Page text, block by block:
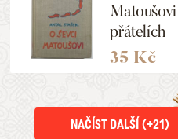
přátelích
35 Kč
NAČÍST DALŠÍ (+21)